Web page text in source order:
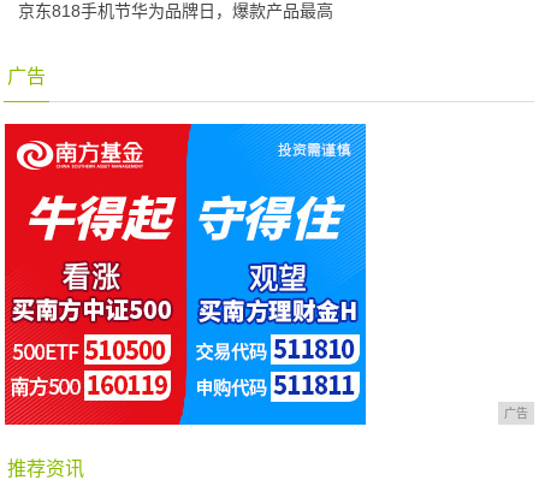
京东818手机节华为品牌日，爆款产品最高
广告
广告
推荐资讯